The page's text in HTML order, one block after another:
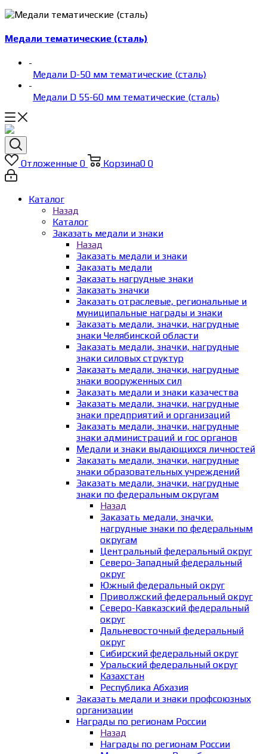
Медали тематические (сталь)
-
Медали D-50 мм тематические (сталь)
-
Медали D 55-60 мм тематические (сталь)
Отложенные 0 Корзина0 0
Каталог
Назад
Каталог
Заказать медали и знаки
Назад
Заказать медали и знаки
Заказать медали
Заказать нагрудные знаки
Заказать значки
Заказать отраслевые, региональные и
муниципальные награды и знаки
Заказать медали, значки, нагрудные
знаки Челябинской области
Заказать медали, значки, нагрудные
знаки силовых структур
Заказать медали, значки, нагрудные
знаки вооруженных сил
Заказать медали и знаки казачества
Заказать медали, значки, нагрудные
знаки предприятий и организаций
Заказать медали, значки, нагрудные
знаки администраций и гос органов
Медали и знаки выдающихся личностей
Заказать медали, значки, нагрудные
знаки образовательных учреждений
Заказать медали, значки, нагрудные
знаки по федеральным округам
Назад
Заказать медали, значки,
нагрудные знаки по федеральным
округам
Центральный федеральный округ
Северо-Западный федеральный
округ
Южный федеральный округ
Приволжский федеральный округ
Северо-Кавказский федеральный
округ
Дальневосточный федеральный
округ
Сибирский федеральный округ
Уральский федеральный округ
Казахстан
Республика Абхазия
Заказать медали и знаки профсоюзных
организации
Награды по регионам России
Назад
Награды по регионам России